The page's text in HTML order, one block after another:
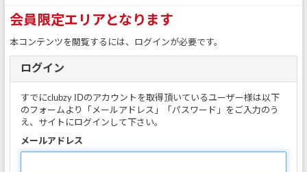
会員限定エリアとなります
本コンテンツを閲覧するには、ログインが必要です。
ログイン
すでにclubzy IDのアカウントを取得頂いているユーザー様は以下
のフォームより「メールアドレス」「パスワード」をご入力のう
え、サイトにログインして下さい。
メールアドレス